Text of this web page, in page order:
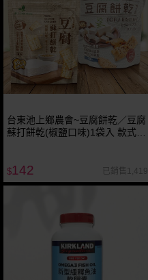
台東池上鄉農會~豆腐餅乾／豆腐
蘇打餅乾(椒鹽口味)1袋入 款式可
$142 已銷售1,419